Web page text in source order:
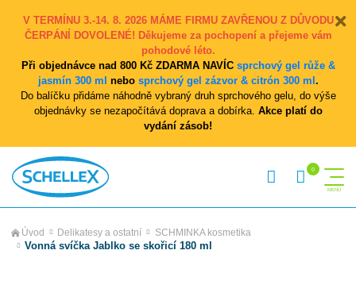
V TERMÍNU 3.-14. 8. 2026 MÁME FIRMU ZAVŘENOU Z DŮVODU
ČERPÁNÍ DOVOLENÉ! Děkujeme za pochopení a přejeme vám
pohodové léto.
Při objednávce nad 800 Kč ZDARMA NAVÍC sprchový gel růže &
jasmín 300 ml nebo sprchový gel zázvor & citrón 300 ml .
Do balíčku přidáme náhodně vybraný druh sprchového gelu, do výše
objednávky se nezapočítává doprava a dobírka. Akce platí do
vydání zásob!
Úvod Delikatesy a ostatní SCHMINKA kosmetika
Vonná svíčka Jablko se skořicí 180 ml